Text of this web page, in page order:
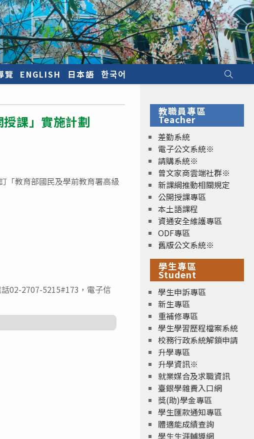
覽 ENGLISH 日本語 한국어
課」實施計劃
「教育部國民及學前教育署高級
02-2707-5215#173，電子信
教職員專區
Teacher
差勤系統
電子公文系統※
請購系統※
曾文家商雲端社群※
新課綱推動相關規定
公開授課專區
本土語課程
資通安全維護專區
ODF專區
舊版公文系統※
學生專區
Student
學生申訴專區
新生專區
重補修專區
學生學習歷程檔案系統
校務行政系統解鎖申請
升學專區
升學資訊※
就業媒合及求職資訊
臺銀學雜費入口網
獎(助)學金專區
學生匯款通知專區
體適能成績查詢
學生生涯輔導網